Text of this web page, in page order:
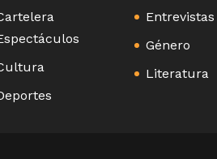
Entrevistas
Género
Literatura